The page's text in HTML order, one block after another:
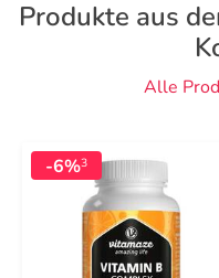
Produkte aus
Alle
-6%3